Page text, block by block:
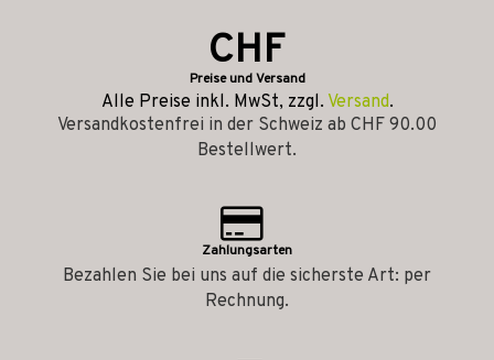
CHF
Preise und Versand
Alle Preise inkl. MwSt, zzgl. Versand.
Versandkostenfrei in der Schweiz ab CHF 90.00
Bestellwert.
Zahlungsarten
Bezahlen Sie bei uns auf die sicherste Art: per
Rechnung.